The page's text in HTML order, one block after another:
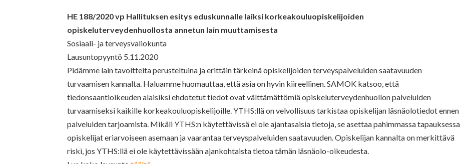
HE 188/2020 vp Hallituksen esitys eduskunnalle laiksi korkeakouluopiskelijoiden
opiskeluterveydenhuollosta annetun lain muuttamisesta
Sosiaali- ja terveysvaliokunta
Lausuntopyyntö 5.11.2020
Pidämme lain tavoitteita perusteltuina ja erittäin tärkeinä opiskelijoiden terveyspalveluiden saatavuuden
turvaamisen kannalta. Haluamme huomauttaa, että asia on hyvin kiireellinen. SAMOK katsoo, että
tiedonsaantioikeuden alaisiksi ehdotetut tiedot ovat välttämättömiä opiskeluterveydenhuollon palveluiden
turvaamiseksi kaikille korkeakouluopiskelijoille. YTHS:llä on velvollisuus tarkistaa opiskelijan läsnäolotiedot ennen
palveluiden tarjoamista. Mikäli YTHS:n käytettävissä ei ole ajantasaisia tietoja, se asettaa pahimmassa tapauksessa
opiskelijat eriarvoiseen asemaan ja vaarantaa terveyspalveluiden saatavuuden. Opiskelijan kannalta on merkittävä
riski, jos YTHS:llä ei ole käytettävissään ajankohtaista tietoa tämän läsnäolo-oikeudesta.